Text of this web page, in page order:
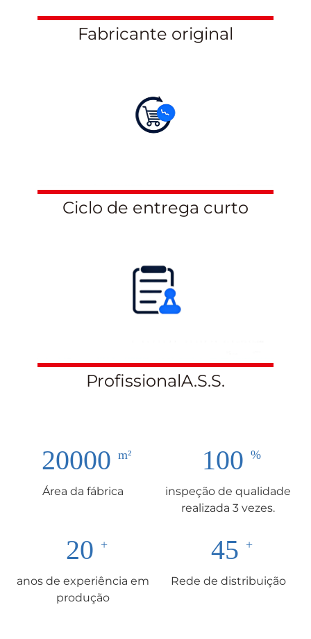
Fabricante original
Ciclo de entrega curto
ProfissionalA.S.S.
20000
Área da fábrica
100
inspeção de qualidade
realizada 3 vezes.
20
anos de experiência em
produção
45
Rede de distribuição